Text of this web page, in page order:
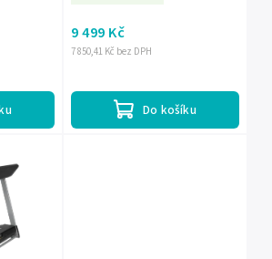
7 850,41 Kč bez DPH
9 499 Kč
Do košíku